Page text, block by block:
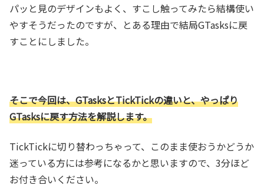
パッと見のデザインもよく、すこし触ってみたら結構使い
やすそうだったのですが、とある理由で結局GTasksに戻
すことにしました。
そこで今回は、GTasksとTickTickの違いと、やっぱり
GTasksに戻す方法を解説します。
TickTickに切り替わっちゃって、このまま使おうかどうか
迷っている方には参考になるかと思いますので、3分ほど
お付き合いください。